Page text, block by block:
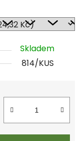
Skladem
814/KUS